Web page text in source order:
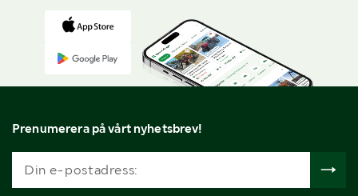
Prenumerera på vårt nyhetsbrev!